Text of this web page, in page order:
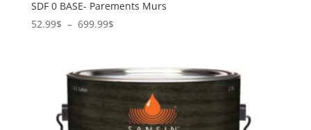
SDF 0 BASE- Parements Murs
52.99$ – 699.99$Plage
52.99$
à
699.99$